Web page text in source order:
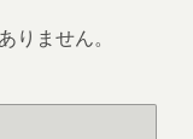
りません。